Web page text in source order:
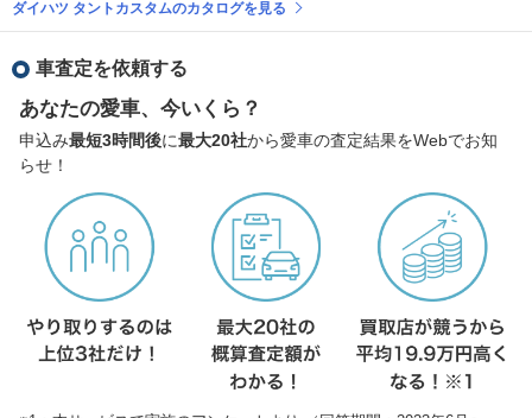
ダイハツ タントカスタムのカタログを見る
車査定を依頼する
あなたの愛車、今いくら？
申込み最短3時間後に最大20社から愛車の査定結果をWebでお知
らせ！